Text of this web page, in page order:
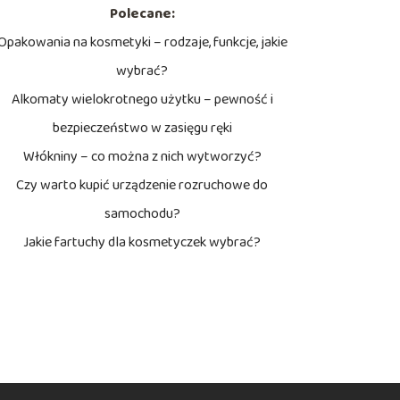
Polecane:
na kosmetyki – rodzaje, funkcje, jakie
wybrać?
Alkomaty wielokrotnego użytku – pewność i
bezpieczeństwo w zasięgu ręki
Włókniny – co można z nich wytworzyć?
Czy warto kupić urządzenie rozruchowe do
samochodu?
Jakie fartuchy dla kosmetyczek wybrać?